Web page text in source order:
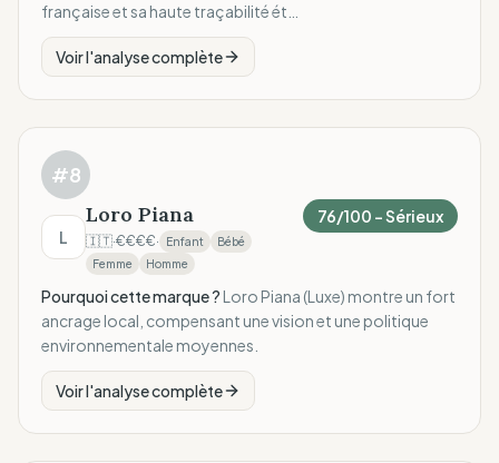
française et sa haute traçabilité ét…
Voir l'analyse complète
#8
L
Loro Piana
🇮🇹·€€€€· Enfant
Bébé
Femme
Homme
76/100 –Sérieux
Pourquoi cette marque ?Loro Piana (Luxe) montre un fort
ancrage local, compensant une vision et une politique
environnementale moyennes.
Voir l'analyse complète